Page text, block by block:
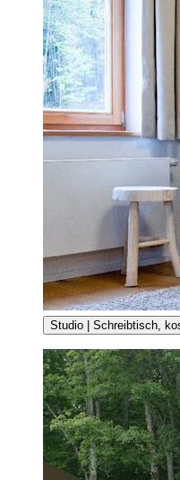
Studio | Schreibtisch,